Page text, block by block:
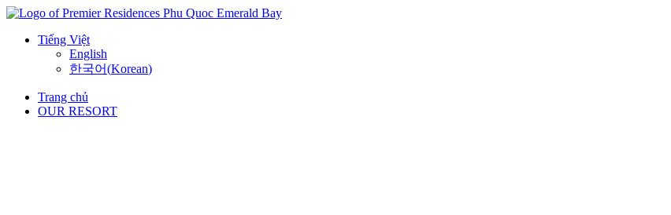
Skip
contentTiếng Việt
English
한국어(Korean)
Trang chủ
OUR RESORT